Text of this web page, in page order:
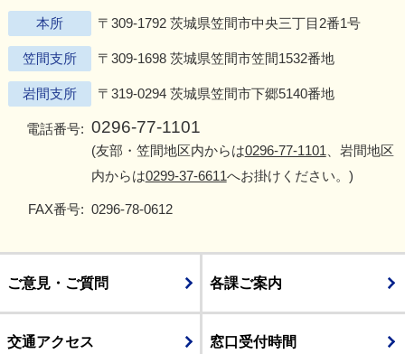
本所 〒309-1792 茨城県笠間市中央三丁目2番1号
笠間支所 〒309-1698 茨城県笠間市笠間1532番地
岩間支所 〒319-0294 茨城県笠間市下郷5140番地
電話番号: 0296-77-1101
(友部・笠間地区内からは0296-77-1101 、岩間地区
内からは0299-37-6611へお掛けください。)
FAX番号: 0296-78-0612
ご意見・ご質問 各課ご案内
交通アクセス 窓口受付時間